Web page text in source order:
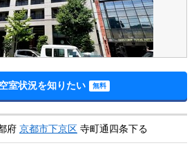
室状況を知りたい
府 京都市下京区 寺町通四条下る